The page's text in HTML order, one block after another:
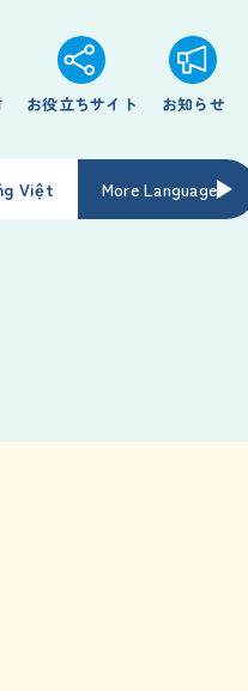
お役立ちサイト お知らせ
Việt More Language